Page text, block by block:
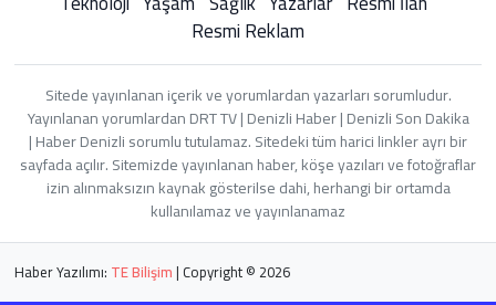
Resmi Reklam
Sitede yayınlanan içerik ve yorumlardan yazarları sorumludur.
Yayınlanan yorumlardan DRT TV | Denizli Haber | Denizli Son Dakika
| Haber Denizli sorumlu tutulamaz. Sitedeki tüm harici linkler ayrı bir
sayfada açılır. Sitemizde yayınlanan haber, köşe yazıları ve fotoğraflar
izin alınmaksızın kaynak gösterilse dahi, herhangi bir ortamda
kullanılamaz ve yayınlanamaz
Haber Yazılımı: TE Bilişim| Copyright © 2026